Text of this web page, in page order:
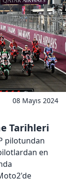
08 Mayıs 2024
Tarihleri
pilotundan
en